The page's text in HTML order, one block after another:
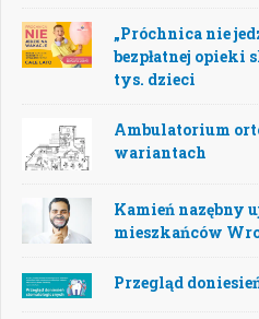
„Próchnica nie
bezpłatnej opieki
tys. dzieci
Ambulatorium
wariantach
Kamień nazębny
mieszkańców
Przegląd